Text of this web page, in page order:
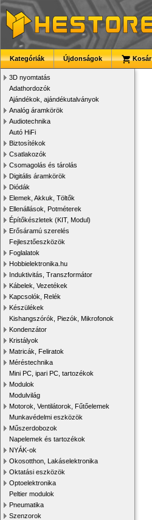
Kategóriák Újdonságok Kosár
3D nyomtatás
Adathordozók
Ajándékok, ajándékutalványok
Analóg áramkörök
Audiotechnika
Autó HiFi
Biztosítékok
Csatlakozók
Csomagolás és tárolás
Digitális áramkörök
Diódák
Elemek, Akkuk, Töltők
Ellenállások, Potméterek
Építőkészletek (KIT, Modul)
Erősáramú szerelés
Fejlesztőeszközök
Foglalatok
Hobbielektronika.hu
Induktivitás, Transzformátor
Kábelek, Vezetékek
Kapcsolók, Relék
Készülékek
Kishangszórók, Piezók, Mikrofonok
Kondenzátor
Kristályok
Matricák, Feliratok
Méréstechnika
Mini PC, ipari PC, tartozékok
Modulok
Modulvilág
Motorok, Ventilátorok, Fűtőelemek
Munkavédelmi eszközök
Műszerdobozok
Napelemek és tartozékok
NYÁK-ok
Okosotthon, Lakáselektronika
Oktatási eszközök
Optoelektronika
Peltier modulok
Pneumatika
Szenzorok